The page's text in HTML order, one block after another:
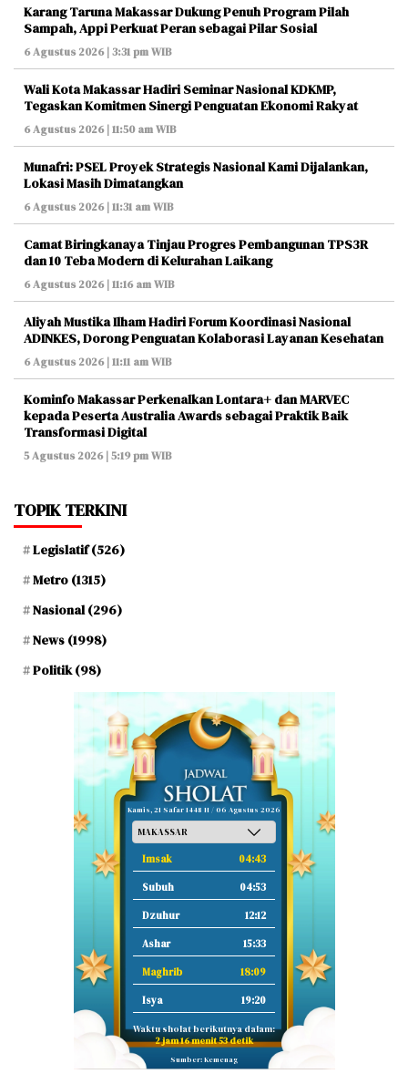
Karang Taruna Makassar Dukung Penuh Program Pilah
Sampah, Appi Perkuat Peran sebagai Pilar Sosial
6 Agustus 2026 | 3:31 pm WIB
Wali Kota Makassar Hadiri Seminar Nasional KDKMP,
Tegaskan Komitmen Sinergi Penguatan Ekonomi Rakyat
6 Agustus 2026 | 11:50 am WIB
Munafri: PSEL Proyek Strategis Nasional Kami Dijalankan,
Lokasi Masih Dimatangkan
6 Agustus 2026 | 11:31 am WIB
Camat Biringkanaya Tinjau Progres Pembangunan TPS3R
dan 10 Teba Modern di Kelurahan Laikang
6 Agustus 2026 | 11:16 am WIB
Aliyah Mustika Ilham Hadiri Forum Koordinasi Nasional
ADINKES, Dorong Penguatan Kolaborasi Layanan Kesehatan
6 Agustus 2026 | 11:11 am WIB
Kominfo Makassar Perkenalkan Lontara+ dan MARVEC
kepada Peserta Australia Awards sebagai Praktik Baik
Transformasi Digital
5 Agustus 2026 | 5:19 pm WIB
TOPIK TERKINI
Legislatif(526)
Metro (1315)
Nasional(296)
News (1998)
Politik(98)
Kamis, 21 Safar 1448 H / 06 Agustus 2026
Imsak 04:43
Subuh 04:53
Dzuhur 12:12
Ashar 15:33
Maghrib 18:09
Isya 19:20
Waktu sholat berikutnya dalam:
2 jam 16 menit 52 detik
Sumber: Kemenag